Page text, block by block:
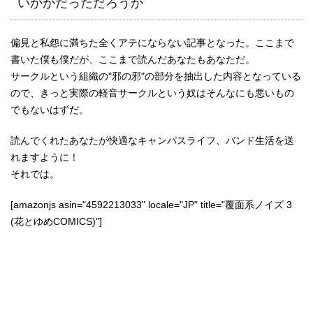
いかがだっただろうか
偏見と私怨に満ちた全くアテにならない記事となった。ここまで
書いた僕も僕だが、ここまで読んだあなたもあなただ。
サークルという組織の"邪の邪"の部分を抽出した内容となっている
ので、きっと実際の軽音サークルという奴はそんなにも悪いもの
でもないはずだ。
読んでくれたあなたが快適なキャンパスライフ、バンド生活を送
れますように！
それでは。
[amazonjs asin="4592213033" locale="JP" title="覆面系ノイズ 3
(花とゆめCOMICS)"]